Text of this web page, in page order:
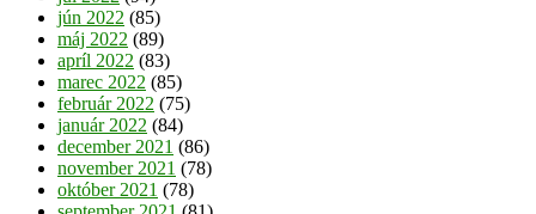
jún 2022 (85)
máj 2022 (89)
apríl 2022 (83)
marec 2022 (85)
február 2022 (75)
január 2022 (84)
december 2021 (86)
november 2021 (78)
október 2021 (78)